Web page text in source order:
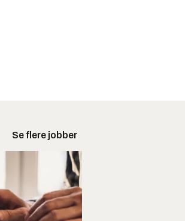
Se flere jobber